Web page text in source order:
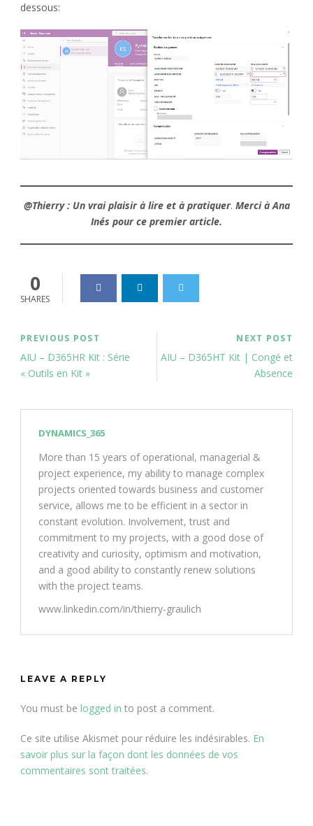
dessous:
@Thierry : Un vrai plaisir à lire et à pratiquer. Merci à Ana
Inés pour ce premier article.
0
SHARES
PREVIOUS POST
AIU – D365HR Kit : Série
« Outils en Kit »
NEXT POST
AIU – D365HT Kit | Congé et
Absence
DYNAMICS_365
More than 15 years of operational, managerial &
project experience, my ability to manage complex
projects oriented towards business and customer
service, allows me to be efficient in a sector in
constant evolution. Involvement, trust and
commitment to my projects, with a good dose of
creativity and curiosity, optimism and motivation,
and a good ability to constantly renew solutions
with the project teams.
www.linkedin.com/in/thierry-graulich
LEAVE A REPLY
You must be logged in to post a comment.
Ce site utilise Akismet pour réduire les indésirables. En
savoir plus sur la façon dont les données de vos
commentaires sont traitées.